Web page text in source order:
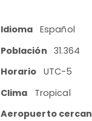
Idioma Español
Población
31.364
Horario
UTC-5
Clima
Tropical
Aeropuerto